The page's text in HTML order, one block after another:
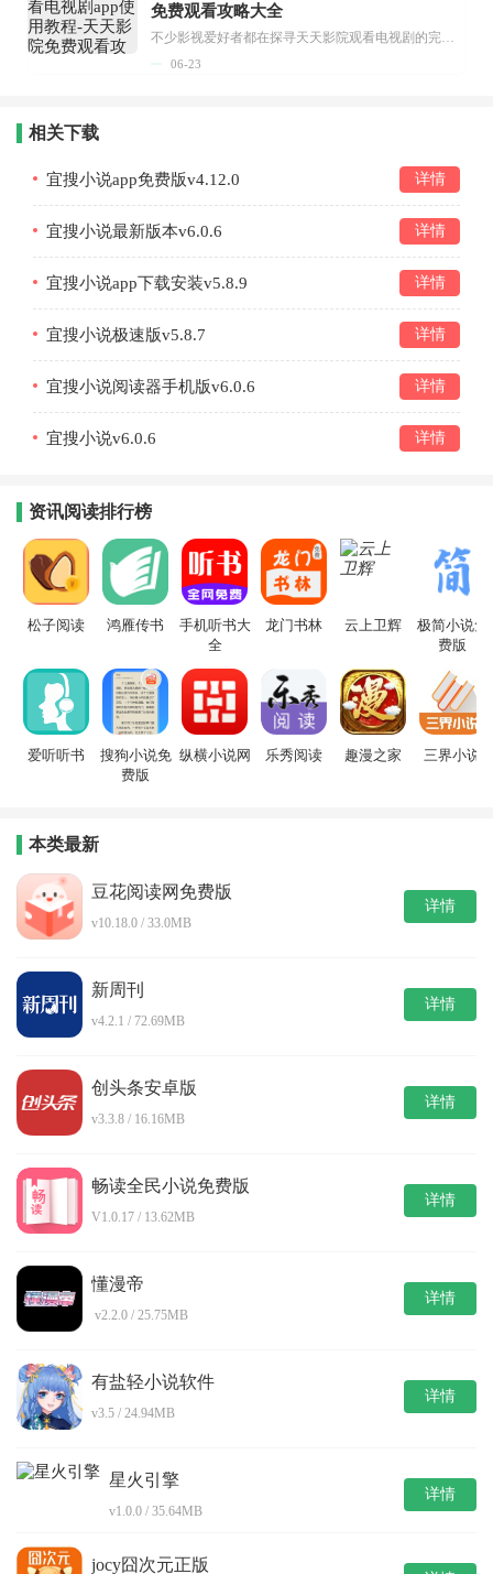
免费观看攻略大全
不少影视爱好者都在探寻天天影院观看电视剧的完整方法，结合最新平台使用规则，本篇新手入门攻略全面讲解观看渠道、检索流程、播放设置以及画面模式调整等实用内容。全文适配手机、电脑等主流设备，步骤简洁易懂，无论是初次使用的新手，还是想要优化观影体验的用户，都能参照内容快速上手，熟练掌握平台各项操作技巧，轻松畅享影视内容。...
06-23
相关下载
宜搜小说app免费版v4.12.0 详情
宜搜小说最新版本v6.0.6 详情
宜搜小说app下载安装v5.8.9 详情
宜搜小说极速版v5.8.7 详情
宜搜小说阅读器手机版v6.0.6 详情
宜搜小说v6.0.6 详情
资讯阅读排行榜
松子阅读 鸿雁传书
手机听书大
全
龙门书林 云上卫辉
极简小说免
费版
爱听听书
搜狗小说免
费版
纵横小说网 乐秀阅读 趣漫之家 三界小说
本类最新
豆花阅读网免费版
v10.18.0 / 33.0MB
详情
新周刊
v4.2.1 / 72.69MB
详情
创头条安卓版
v3.3.8 / 16.16MB
详情
畅读全民小说免费版
V1.0.17 / 13.62MB
详情
懂漫帝
v2.2.0 / 25.75MB
详情
有盐轻小说软件
v3.5 / 24.94MB
详情
星火引擎
v1.0.0 / 35.64MB
详情
jocy囧次元正版